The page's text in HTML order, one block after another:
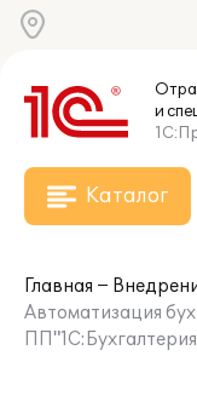
и
Каталог
Главная
Автоматизация